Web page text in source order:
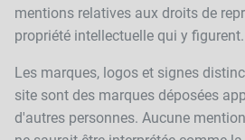
mentions relatives aux droits de
propriété intellectuelle qui y figurent.
Les marques, logos et signes
site sont des marques déposées
d'autres personnes. Aucune